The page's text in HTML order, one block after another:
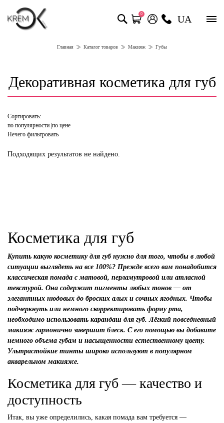
0 UA
Главная Каталог товаров Макияж Губы
Декоративная косметика для губ
Сортировать:
по популярности по цене
Нечего фильтровать
Подходящих результатов не найдено.
Косметика для губ
Купить какую косметику для губ нужно для того, чтобы в любой
ситуации выглядеть на все 100%? Прежде всего вам понадобится
классическая помада с матовой, перламутровой или атласной
текстурой. Она содержит пигменты любых тонов — от
элегантных нюдовых до броских алых и сочных ягодных. Чтобы
подчеркнуть или немного скорректировать форму рта,
необходимо использовать карандаш для губ. Лёгкий повседневный
макияж гармонично завершит блеск. С его помощью вы добавите
немного объема губам и насыщенности естественному цвету.
Ультрастойкие тинты широко используют в популярном
акварельном макияже.
Косметика для губ — качество и
доступность
Итак, вы уже определились, какая помада вам требуется —